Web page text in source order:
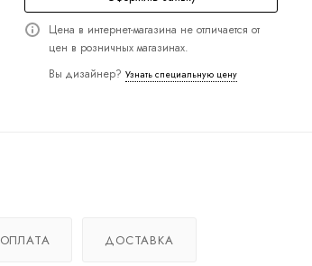
Цена в интернет-магазина не отличается от
цен в розничных магазинах.
Вы дизайнер? Узнать специальную цену
ОПЛАТА ДОСТАВКА